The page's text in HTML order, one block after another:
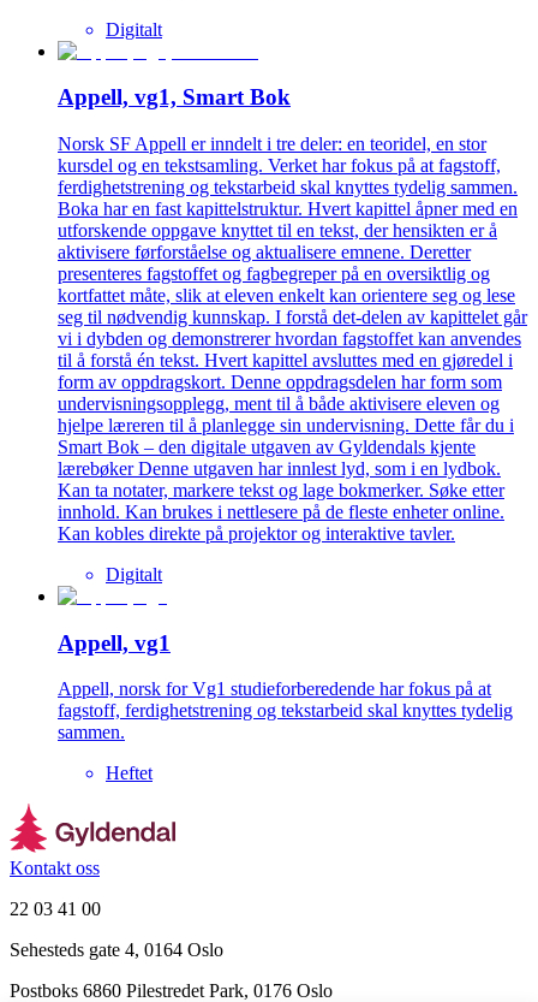
Digitalt
Appell, vg1, Smart Bok
Norsk SF Appell er inndelt i tre deler: en teoridel, en stor
kursdel og en tekstsamling. Verket har fokus på at fagstoff,
ferdighetstrening og tekstarbeid skal knyttes tydelig sammen.
Boka har en fast kapittelstruktur. Hvert kapittel åpner med en
utforskende oppgave knyttet til en tekst, der hensikten er å
aktivisere førforståelse og aktualisere emnene. Deretter
presenteres fagstoffet og fagbegreper på en oversiktlig og
kortfattet måte, slik at eleven enkelt kan orientere seg og lese
seg til nødvendig kunnskap. I forstå det-delen av kapittelet går
vi i dybden og demonstrerer hvordan fagstoffet kan anvendes
til å forstå én tekst. Hvert kapittel avsluttes med en gjøredel i
form av oppdragskort. Denne oppdragsdelen har form som
undervisningsopplegg, ment til å både aktivisere eleven og
hjelpe læreren til å planlegge sin undervisning. Dette får du i
Smart Bok – den digitale utgaven av Gyldendals kjente
lærebøker Denne utgaven har innlest lyd, som i en lydbok.
Kan ta notater, markere tekst og lage bokmerker. Søke etter
innhold. Kan brukes i nettlesere på de fleste enheter online.
Kan kobles direkte på projektor og interaktive tavler.
Digitalt
Appell, vg1
Appell, norsk for Vg1 studieforberedende har fokus på at
fagstoff, ferdighetstrening og tekstarbeid skal knyttes tydelig
sammen.
Heftet
Kontakt oss
22 03 41 00
Sehesteds gate 4, 0164 Oslo
Postboks 6860 Pilestredet Park, 0176 Oslo